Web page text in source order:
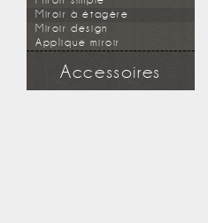
Miroir à étagère
Miroir design
Applique miroir
Accessoires